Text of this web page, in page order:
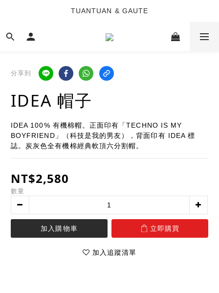
TUANTUAN & GAUTE
TUANTUAN & GAUTE
新會員註冊即贈 NT$100 購物金
分享到
IDEA 帽子
IDEA 100% 有機棉帽。正面印有「TECHNO IS MY
BOYFRIEND」（科技是我的男友），背面印有 IDEA 標
誌。炭灰色全有機棉經典軟頂六分割帽。
NT$2,580
數量
加入購物車 立即購買
加入追蹤清單